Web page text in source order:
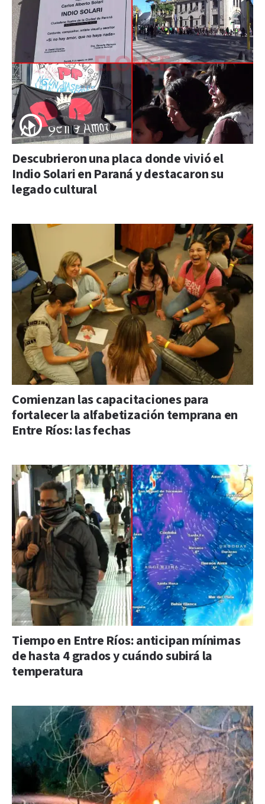
Descubrieron una placa donde vivió el
Indio Solari en Paraná y destacaron su
legado cultural
Comienzan las capacitaciones para
fortalecer la alfabetización temprana en
Entre Ríos: las fechas
Tiempo en Entre Ríos: anticipan mínimas
de hasta 4 grados y cuándo subirá la
temperatura